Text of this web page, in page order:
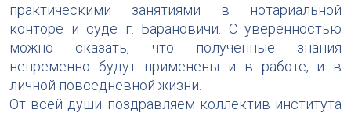
практическими занятиями в нотариальной
конторе и суде г. Барановичи. С уверенностью
можно сказать, что полученные знания
непременно будут применены и в работе, и в
личной повседневной жизни.
От всей души поздравляем коллектив института